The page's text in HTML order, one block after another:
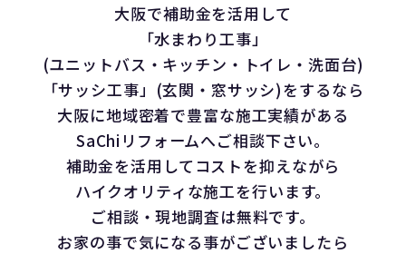
大阪で補助金を活用して
「水まわり工事」
(ユニットバス・キッチン・トイレ・洗面台)
「サッシ工事」(玄関・窓サッシ)をするなら
大阪に地域密着で豊富な施工実績がある
SaChiリフォームへご相談下さい。
補助金を活用してコストを抑えながら
ハイクオリティな施工を行います。
ご相談・現地調査は無料です。
お家の事で気になる事がございましたら